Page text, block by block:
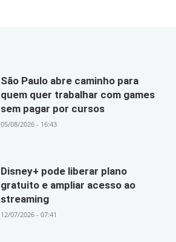
São Paulo abre caminho para
quem quer trabalhar com games
sem pagar por cursos
05/08/2026 - 16:43
Disney+ pode liberar plano
gratuito e ampliar acesso ao
streaming
12/07/2026 - 07:41